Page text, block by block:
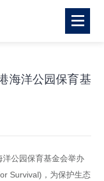
海洋公园保育基
公园保育基金会举办
Survival)，为保护生态